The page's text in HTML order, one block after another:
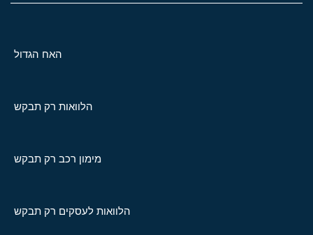
האח הגדול
הלוואות רק תבקש
מימון רכב רק תבקש
הלוואות לעסקים רק תבקש